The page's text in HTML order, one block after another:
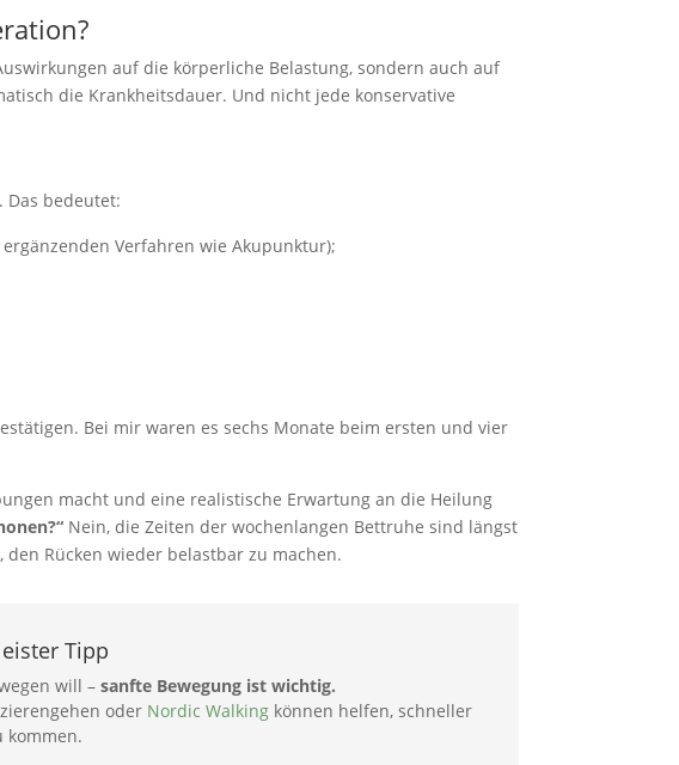
auf die körperliche Belastung, sondern auch auf
die Krankheitsdauer. Und nicht jede konservative
Das bedeutet:
Verfahren wie Akupunktur);
Bei mir waren es sechs Monate beim ersten und vier
macht und eine realistische Erwartung an die Heilung
Nein, die Zeiten der wochenlangen Bettruhe sind längst
Rücken wieder belastbar zu machen.
Tipp
will – sanfte Bewegung ist wichtig.
oder Nordic Walking können helfen, schneller
kommen.